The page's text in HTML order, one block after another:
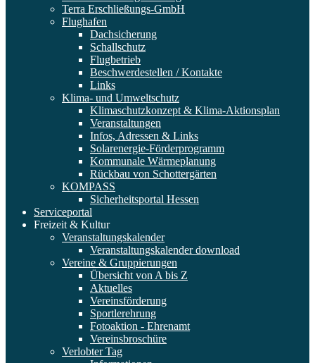
Terra Erschließungs-GmbH
Flughafen
Dachsicherung
Schallschutz
Flugbetrieb
Beschwerdestellen / Kontakte
Links
Klima- und Umweltschutz
Klimaschutzkonzept & Klima-Aktionsplan
Veranstaltungen
Infos, Adressen & Links
Solarenergie-Förderprogramm
Kommunale Wärmeplanung
Rückbau von Schottergärten
KOMPASS
Sicherheitsportal Hessen
Serviceportal
Freizeit & Kultur
Veranstaltungskalender
Veranstaltungskalender download
Vereine & Gruppierungen
Übersicht von A bis Z
Aktuelles
Vereinsförderung
Sportlerehrung
Fotoaktion - Ehrenamt
Vereinsbroschüre
Verlobter Tag